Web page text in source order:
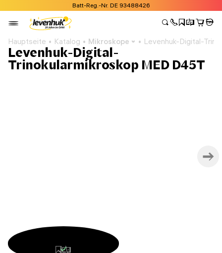
Batt-Reg.-Nr. DE 93488426
Hauptseite Katalog Mikroskope Levenhuk-Digital-
Levenhuk-Digital-
Trinokularmikroskop MED D45T